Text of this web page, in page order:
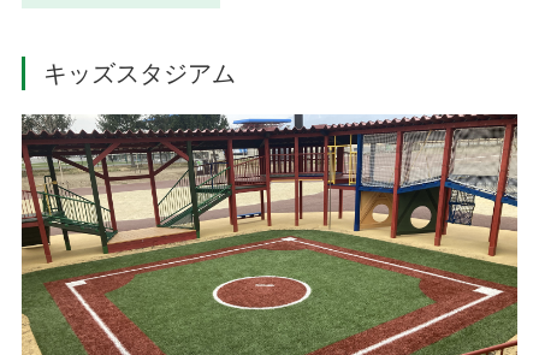
キッズスタジアム